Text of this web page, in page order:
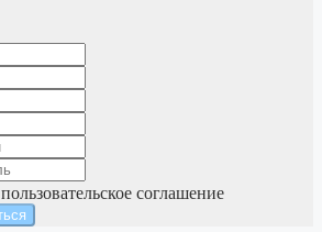
пользовательское соглашение